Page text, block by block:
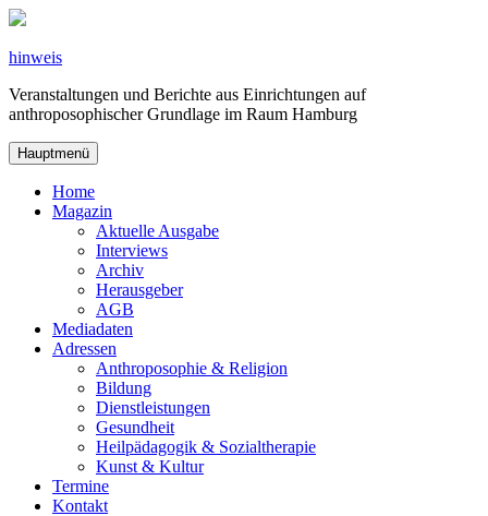
Zum
springen
hinweis
Veranstaltungen und Berichte aus Einrichtungen auf
anthroposophischer Grundlage im Raum Hamburg
Hauptmenü
Home
Magazin
Aktuelle Ausgabe
Interviews
Archiv
Herausgeber
AGB
Mediadaten
Adressen
Anthroposophie & Religion
Bildung
Dienstleistungen
Gesundheit
Heilpädagogik & Sozialtherapie
Kunst & Kultur
Termine
Kontakt